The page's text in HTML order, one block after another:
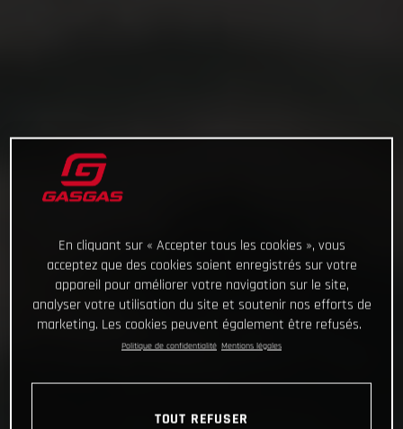
En cliquant sur « Accepter tous les cookies », vous
acceptez que des cookies soient enregistrés sur votre
appareil pour améliorer votre navigation sur le site,
analyser votre utilisation du site et soutenir nos efforts de
marketing. Les cookies peuvent également être refusés.
Politique de confidentialité Mentions légales
TOUT REFUSER